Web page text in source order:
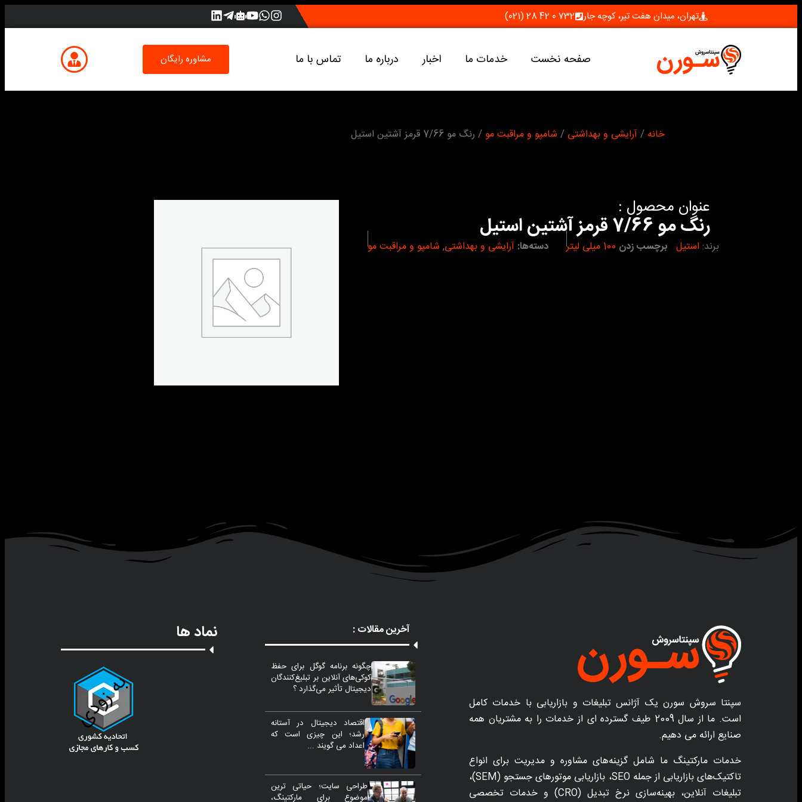
تهران، میدان هفت تیر، کوچه جار 732 0 42 28 (021)
صفحه نخست خدمات ما اخبار درباره ما تماس با ما مشاوره رایگان
خانه /آرایشی و بهداشتی / شامپو و مراقبت مو / رنگ مو 7/66 قرمز آشتین استیل
عنوان محصول :
رنگ مو 7/66 قرمز آشتین استیل
دسته‌ها: آرایشی و بهداشتی, شامپو و مراقبت مو برچسب زدن 100 میلی لیتر برند: استیل
سپنتا سروش سورن یک آژانس تبلیغات و بازاریابی با خدمات کامل
است. ما از سال 2009 طیف گسترده ای از خدمات را به مشتریان همه
صنایع ارائه می دهیم.
خدمات مارکتینگ ما شامل گزینه‌های مشاوره و مدیریت برای انواع
تاکتیک‌های بازاریابی از جمله SEO، بازاریابی موتورهای جستجو (SEM)،
تبلیغات آنلاین، بهینه‌سازی نرخ تبدیل (CRO) و خدمات تخصصی
آخرین مقالات :
چگونه برنامه گوگل برای حفظ
کوکی‌های آنلاین بر تبلیغ‌کنندگان
دیجیتال تأثیر می‌گذارد ؟
اقتصاد دیجیتال در آستانه
رشد؛ این چیزی است که
اعداد می گویند ...
طراحی سایت؛ حیاتی ترین
موضوع برای مارکتینگ،
نماد ها